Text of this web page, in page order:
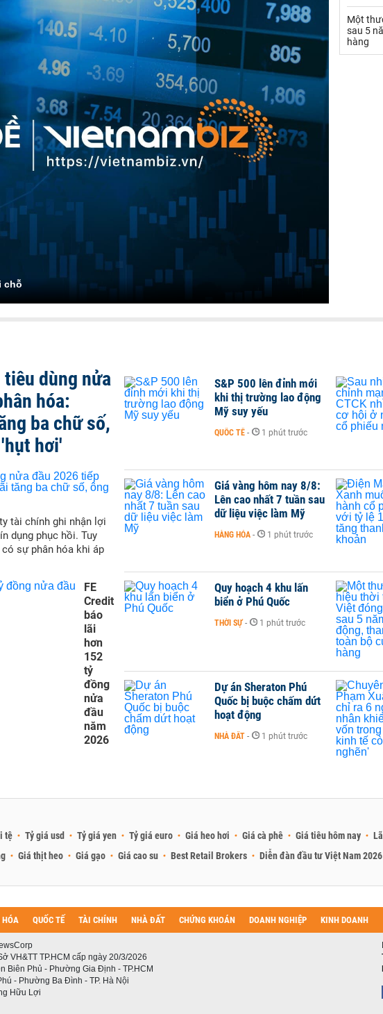
chỗ
Một
sau 5
hàng
dùng nửa
hóa:
ba chữ số,
hơi'
tài chính ghi nhận lợi
dụng phục hồi. Tuy
sự phân hóa khi áp
FE
Credit
báo
lãi
hơn
152
tỷ
đồng
nửa
đầu
năm
2026
S&P 500 lên đỉnh mới
khi thị trường lao động
Mỹ suy yếu
QUỐC TẾ - 1 phút trước
Giá vàng hôm nay 8/8:
Lên cao nhất 7 tuần sau
dữ liệu việc làm Mỹ
HÀNG HÓA - 1 phút trước
Quy hoạch 4 khu lấn
biển ở Phú Quốc
THỜI SỰ - 1 phút trước
Dự án Sheraton Phú
Quốc bị buộc chấm dứt
hoạt động
NHÀ ĐẤT - 1 phút trước
tệ Tỷ giá usd Tỷ giá yen Tỷ giá euro Giá heo hơi Giá cà phê Giá tiêu hôm nay
Giá thịt heo Giá gạo Giá cao su Best Retail Brokers Diễn đàn đầu tư Việt Nam 2026
HÓA QUỐC TẾ TÀI CHÍNH NHÀ ĐẤT CHỨNG KHOÁN DOANH NGHIỆP KINH DOANH
VH&TT TP.HCM cấp ngày 20/3/2026
Biên Phủ - Phường Gia Định - TP.HCM
- Phường Ba Đình - TP. Hà Nội
Hữu Lợi